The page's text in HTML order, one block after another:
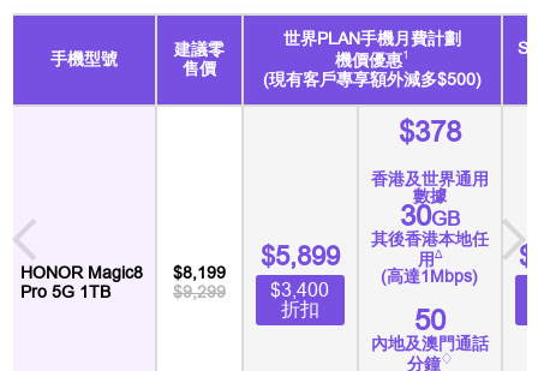
手機型號
建議零
售價
世界PLAN手機月費計劃
機價優惠1
(現有客戶專享額外減多$500)
HONOR Magic8
Pro 5G 1TB
$8,199
$9,299
$5,899
$3,400
折扣
$378
香港及世界通用
數據
30GB
其後香港本地任
用 ∆
(高達1Mbps)
50
內地及澳門通話
分鐘♢